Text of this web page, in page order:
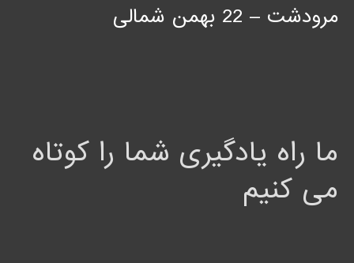
مرودشت – 22 بهمن شمالی
ما راه یادگیری شما را کوتاه
می کنیم